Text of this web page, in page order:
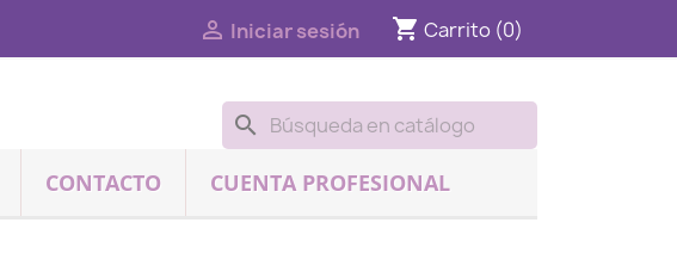
 Iniciar sesión shopping_cart Carrito (0)
search
CONTACTO CUENTA PROFESIONAL